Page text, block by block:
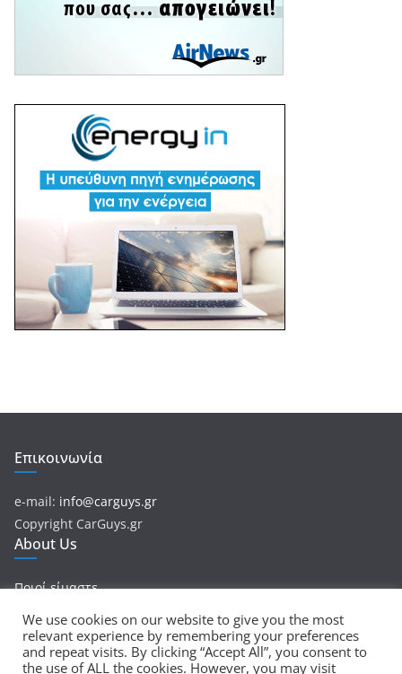
Επικοινωνία
e-mail: info@carguys.gr
Copyright CarGuys.gr
About Us
Ποιοί είμαστε
Πνευματικά Δικαιώματα © 2026CarGuys. Τα πνευματικά
We use cookies on our website to give you the most
relevant experience by remembering your preferences
and repeat visits. By clicking “Accept All”, you consent to
the use of ALL the cookies. However, you may visit